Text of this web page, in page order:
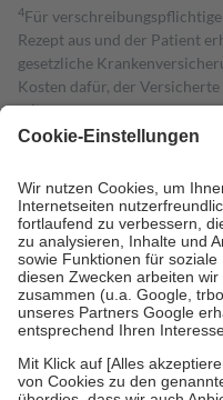
4Für
Rezept aus und der Patient
gesetzliche
Kosten dafür, der
mit.
Grundsätzlich leisten
höchstens zehn Euro.
Es
Kosten der Leistung zu
Diese Regeln gelten
Bei Heilmitteln und
Zuzahlung zehn Prozent der
Verordnung.
Um das Engagement der
stärken und die besondere
fallenkeine Zuzahlungenan
• Kindern und Jugendlichen